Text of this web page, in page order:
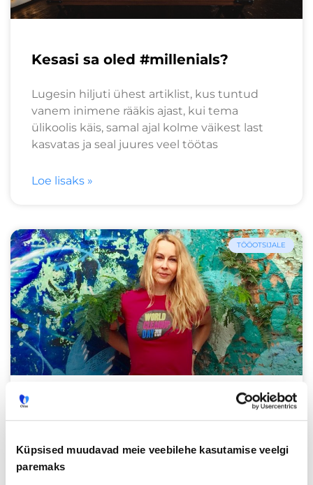
Küpsised muudavad meie veebilehe kasutamise veelgi
paremaks
Kesasi sa oled #millenials?
Lugesin hiljuti ühest artiklist, kus tuntud
vanem inimene rääkis ajast, kui tema
ülikoolis käis, samal ajal kolme väikest last
kasvatas ja seal juures veel töötas
Loe lisaks »
TÖÖOTSIJALE
Heidi Solba – naine, kes liigutab
Heidi Solba on Maailmakoristuspäeva